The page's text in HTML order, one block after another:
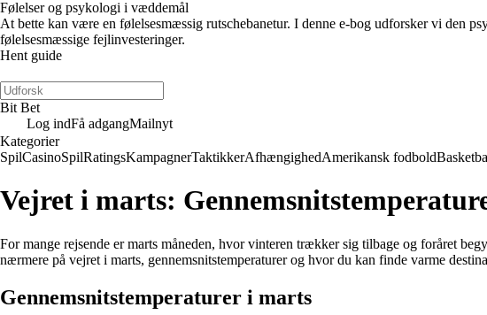
Følelser og psykologi i væddemål
At bette kan være en følelsesmæssig rutschebanetur. I denne e-bog udforsker vi den
følelsesmæssige fejlinvesteringer.
Hent guide
Bit Bet
Log indFå adgangMailnyt
Kategorier
SpilCasinoSpilRatingsKampagnerTaktikkerAfhængighedAmerikansk fodbold
Vejret i marts:
For mange rejsende er marts måneden, hvor vinteren trækker sig tilbage og foråret
nærmere på vejret i marts, gennemsnitstemperaturer og hvor du kan finde varme
Gennemsnitstemperaturer i marts